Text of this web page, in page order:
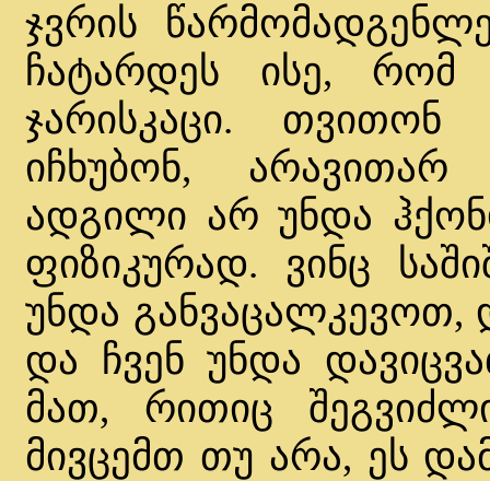
ჯვრის
ჩატარდეს ისე,
ჯარისკაცი.
იჩხუბონ, არავითარ
ადგილი არ უნდა
ფიზიკურად. ვინც
უნდა განვაცალკევოთ,
და ჩვენ უნდა
მათ, რითიც
მივცემთ თუ არა, ეს